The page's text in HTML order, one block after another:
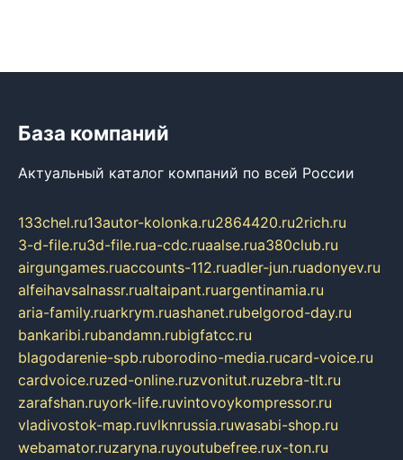
База компаний
Актуальный каталог компаний по всей России
133chel.ru13autor-kolonka.ru2864420.ru2rich.ru
3-d-file.ru3d-file.rua-cdc.ruaalse.rua380club.ru
airgungames.ruaccounts-112.ruadler-jun.ruadonyev.ru
alfeihavsalnassr.rualtaipant.ruargentinamia.ru
aria-family.ruarkrym.ruashanet.rubelgorod-day.ru
bankaribi.rubandamn.rubigfatcc.ru
blagodarenie-spb.ruborodino-media.rucard-voice.ru
cardvoice.ruzed-online.ruzvonitut.ruzebra-tlt.ru
zarafshan.ruyork-life.ruvintovoykompressor.ru
vladivostok-map.ruvlknrussia.ruwasabi-shop.ru
webamator.ruzaryna.ruyoutubefree.rux-ton.ru